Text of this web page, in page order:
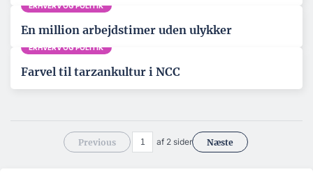
ERHVERV OG POLITIK
En million arbejdstimer uden ulykker
ERHVERV OG POLITIK
Farvel til tarzankultur i NCC
Previous af 2 sider Næste